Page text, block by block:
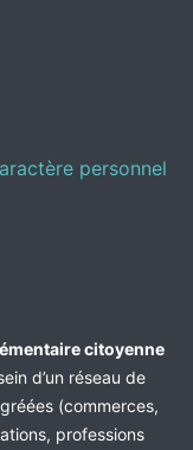
personnel
citoyenne
d’un réseau de
(commerces,
professions